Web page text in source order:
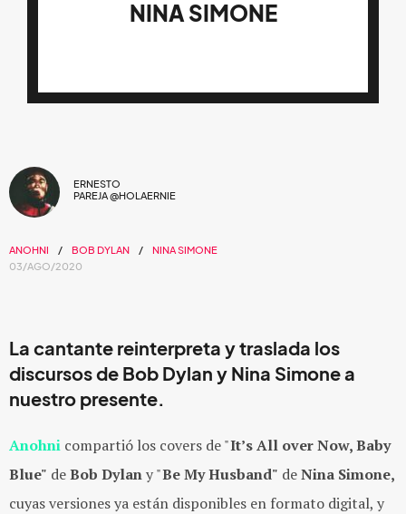
NINA SIMONE
ERNESTO
PAREJA @HOLAERNIE
ANOHNI BOB DYLAN
NINA SIMONE
03/AGO/2020
La cantante reinterpreta y traslada los
discursos de Bob Dylan y Nina Simone a
nuestro presente.
Anohni compartió los covers de "It’s All over Now, Baby
Blue" deBob Dylany "Be My Husband" deNina Simone,
cuyas versiones ya están disponibles en formato digital, y